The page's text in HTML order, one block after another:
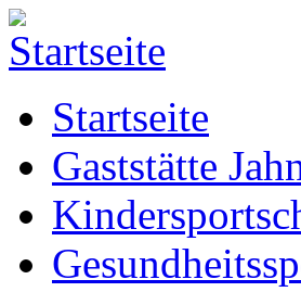
Startseite
Gaststätte